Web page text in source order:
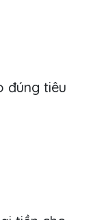
đúng tiêu